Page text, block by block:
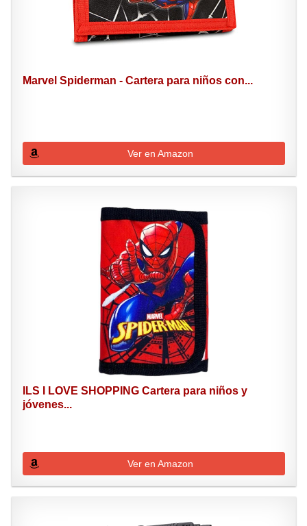
Marvel Spiderman - Cartera para niños con...
Ver en Amazon
ILS I LOVE SHOPPING Cartera para niños y
jóvenes...
Ver en Amazon